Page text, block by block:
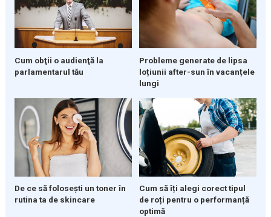
Cum obţii o audienţă la
parlamentarul tău
Probleme generate de lipsa
loțiunii after-sun în vacanțele
lungi
De ce să folosești un toner în
rutina ta de skincare
Cum să îți alegi corect tipul
de roți pentru o performanță
optimă